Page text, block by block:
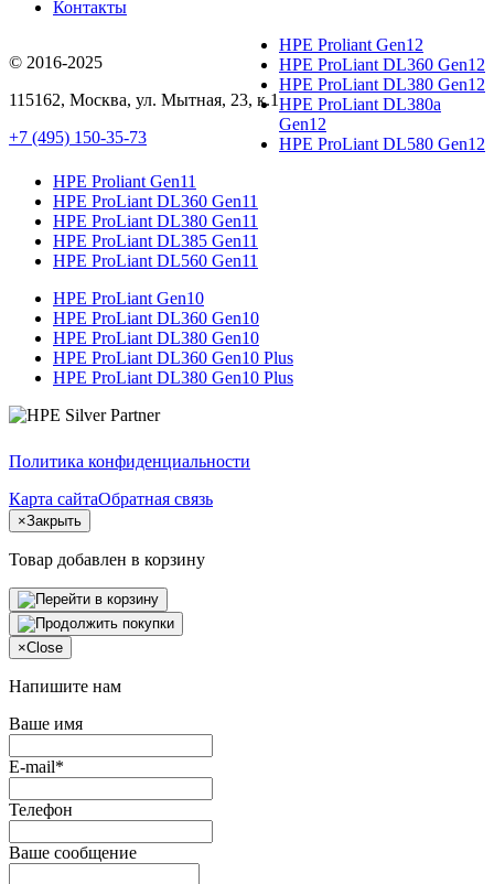
Контакты
© 2016-2025
115162, Москва, ул. Мытная, 23, к.1
+7 (495) 150-35-73
HPE Proliant Gen12
HPE ProLiant DL360 Gen12
HPE ProLiant DL380 Gen12
HPE ProLiant DL380a
Gen12
HPE ProLiant DL580 Gen12
HPE Proliant Gen11
HPE ProLiant DL360 Gen11
HPE ProLiant DL380 Gen11
HPE ProLiant DL385 Gen11
HPE ProLiant DL560 Gen11
HPE ProLiant Gen10
HPE ProLiant DL360 Gen10
HPE ProLiant DL380 Gen10
HPE ProLiant DL360 Gen10 Plus
HPE ProLiant DL380 Gen10 Plus
Политика конфиденциальности
Карта сайтаОбратная связь
×Закрыть
Товар добавлен в корзину
×Close
Напишите нам
Ваше имя
E-mail*
Телефон
Ваше сообщение